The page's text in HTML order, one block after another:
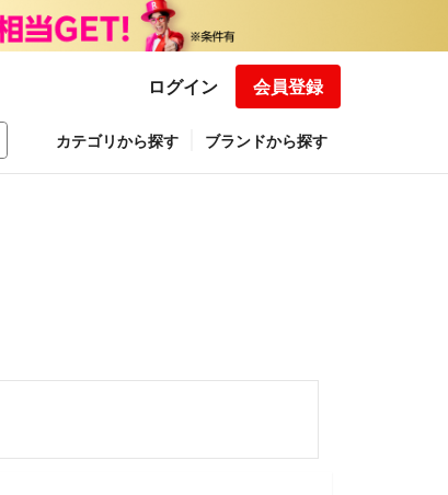
ログイン 会員登録
カテゴリから探す ブランドから探す